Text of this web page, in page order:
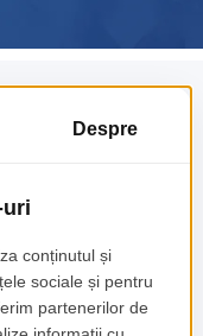
visitors
your unique